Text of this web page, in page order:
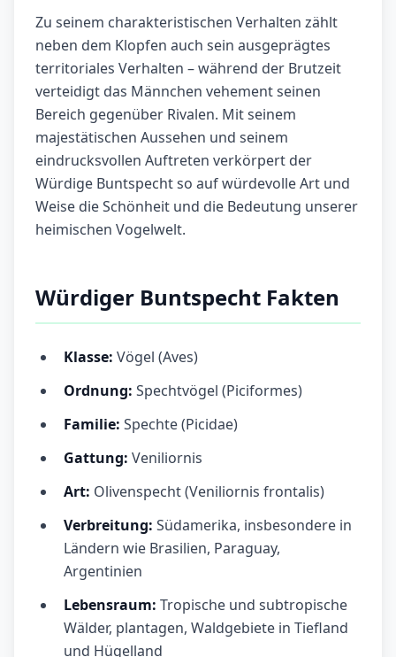
Zu seinem charakteristischen Verhalten zählt
neben dem Klopfen auch sein ausgeprägtes
territoriales Verhalten – während der Brutzeit
verteidigt das Männchen vehement seinen
Bereich gegenüber Rivalen. Mit seinem
majestätischen Aussehen und seinem
eindrucksvollen Auftreten verkörpert der
Würdige Buntspecht so auf würdevolle Art und
Weise die Schönheit und die Bedeutung unserer
heimischen Vogelwelt.
Würdiger Buntspecht Fakten
Klasse: Vögel (Aves)
Ordnung: Spechtvögel (Piciformes)
Familie: Spechte (Picidae)
Gattung: Veniliornis
Art: Olivenspecht (Veniliornis frontalis)
Verbreitung: Südamerika, insbesondere in
Ländern wie Brasilien, Paraguay,
Argentinien
Lebensraum: Tropische und subtropische
Wälder, plantagen, Waldgebiete in Tiefland
und Hügelland